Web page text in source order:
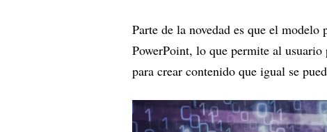
Parte de la novedad es que el
PowerPoint, lo que permite al
para crear contenido que igual se